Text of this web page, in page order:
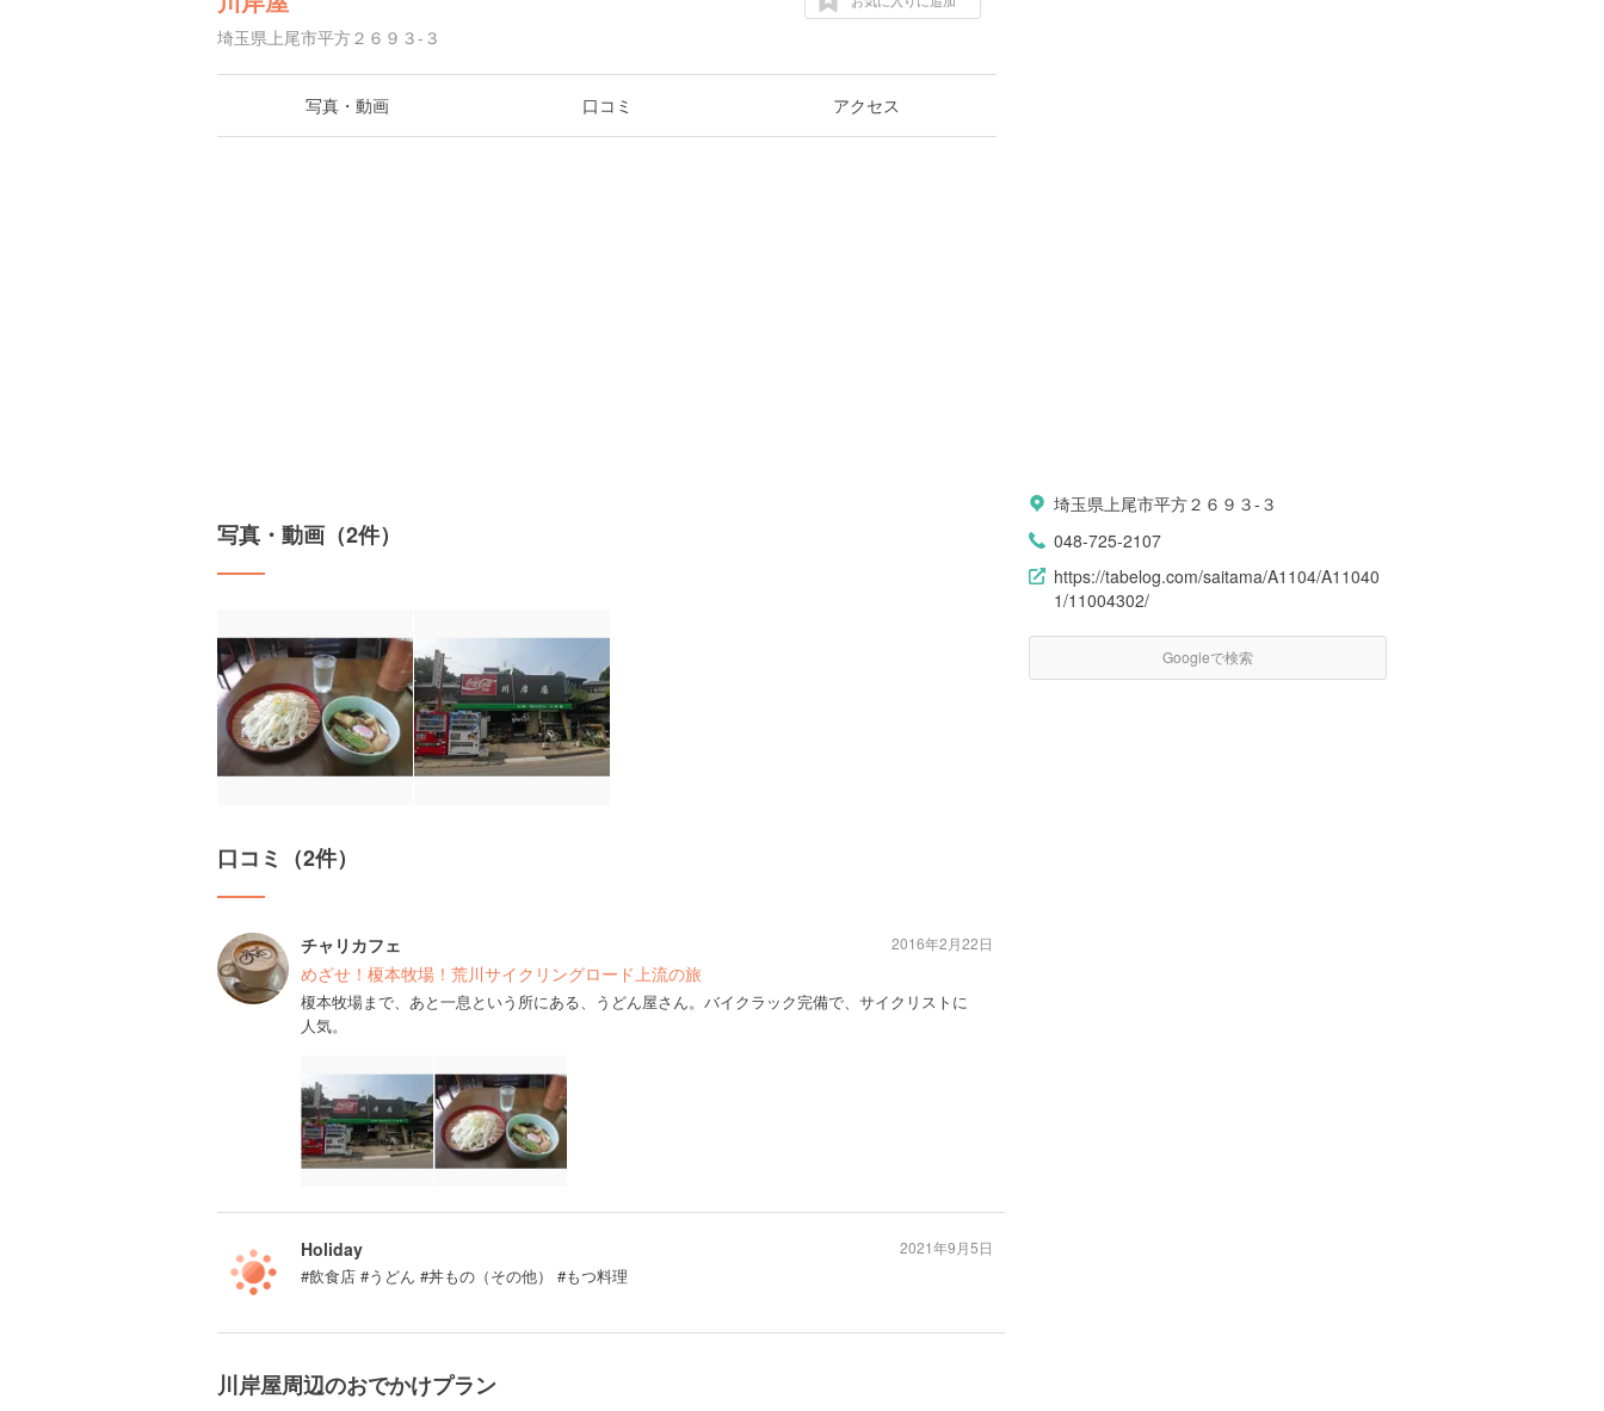
埼玉県上尾市平方２６９３-３
写真・動画 口コミ アクセス
写真・動画（2件）
口コミ（2件）
チャリカフェ
めざせ！榎本牧場！荒川サイクリングロード上流の旅
榎本牧場まで、あと一息という所にある、うどん屋さん。バイクラック完備で、サイクリストに
人気。
2016年2月22日
Holiday
#飲食店 #うどん #丼もの（その他） #もつ料理
2021年9月5日
川岸屋周辺のおでかけプラン
埼玉県上尾市平方２６９３-３
048-725-2107
https://tabelog.com/saitama/A1104/A11040
1/11004302/
Googleで検索